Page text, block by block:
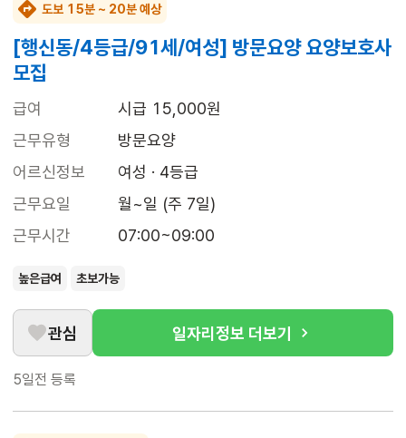
도보 15분 ~ 20분 예상
[행신동/4등급/91세/여성] 방문요양 요양보호사
모집
급여
시급 15,000원
근무유형
방문요양
어르신정보
여성 · 4등급
근무요일
월~일 (주 7일)
근무시간
07:00~09:00
높은급여 초보가능
관심 일자리정보 더보기
5일전 등록